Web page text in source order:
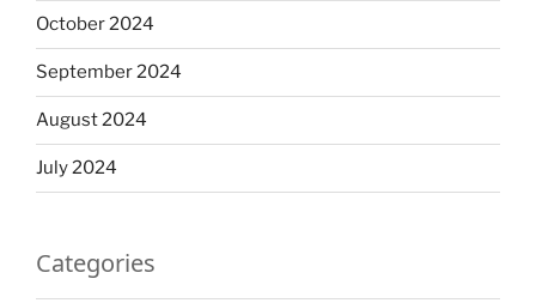
October 2024
September 2024
August 2024
July 2024
Categories